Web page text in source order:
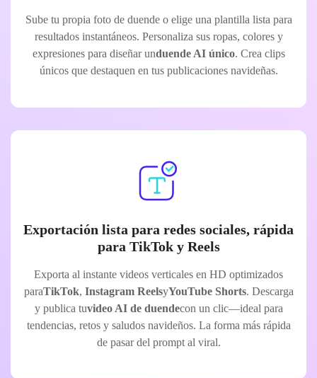
Sube tu propia foto de duende o elige una plantilla lista para
resultados instantáneos. Personaliza sus ropas, colores y
expresiones para diseñar unduende AI único. Crea clips
únicos que destaquen en tus publicaciones navideñas.
Exportación lista para redes sociales, rápida
para TikTok y Reels
Exporta al instante videos verticales en HD optimizados
paraTikTok, Instagram ReelsyYouTube Shorts. Descarga
y publica tuvideo AI de duendecon un clic—ideal para
tendencias, retos y saludos navideños. La forma más rápida
de pasar del prompt al viral.